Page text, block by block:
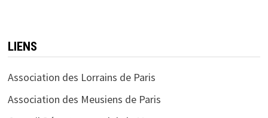
LIENS
Association des Lorrains de Paris
Association des Meusiens de Paris